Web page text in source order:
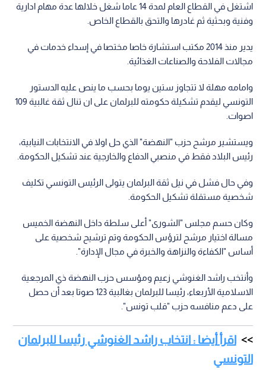
اشتغل في القطاع العام لمدة 14 عاما شغل خلالها عدة مهام ادارية
وفنية وبحثية ثم غادرها والتحق بالقطاع الخاص.
يدير منذ 2014 مكتب استشارة خاصا مختصا في إسداء خدمات في
مجالات الفلاحة والصناعات الغذائية.
وامامه مهلة لا تتجاوز ستين يوما بحسب ما ينص عليه الدستور
التونسي ليقدم تشكيلة حكومته للبرلمان على ان تنال ثقة غالبية 109
اصوات.
ويستشير مرشح حزب "النهضة" الذي حل اولا في الانتخابات النيابية،
رئيس البلاد فقط في منصبي الدفاع والخارجية عند تشكيل الحكومة.
وفي حال فشل في نيل ثقة البرلمان يتولى الرئيس التونسي تكليف
شخصية مستقلة تشكيل الحكومة.
وكان حسم مجلس "الشورى" أعلى سلطة داخل النهضة الخميس
مسالة اختيار مرشح لترؤس الحكومة وتم ترشيح شخصية على
أساس "الكفاءة والنزاهة والخبرة في مجال الإدارة".
وأنتخب راشد الغنوشي زعيم ومؤسس حزب النهضة ذي المرجعية
الاسلامية الأربعاء، رئيسا للبرلمان بغالبية 123 صوتا بعد أن حصل
على دعم منافسه حزب "قلب تونس".
اقرأ أيضا : انتخاب راشد الغنوشي رئيسا للبرلمان
التونسي